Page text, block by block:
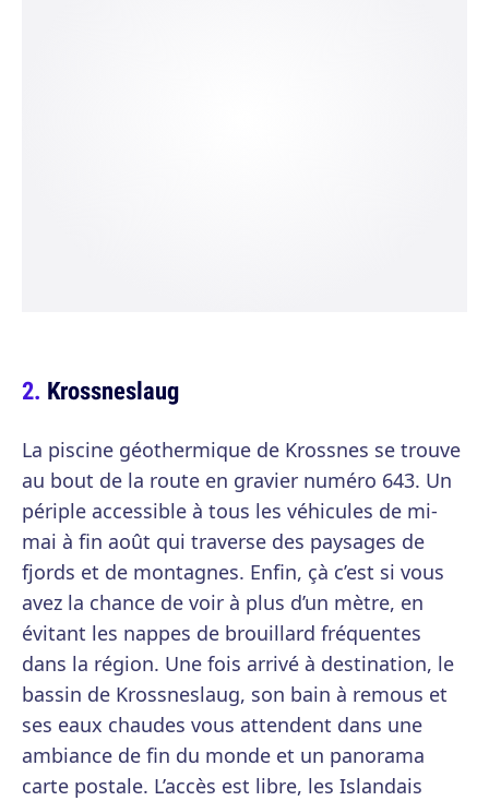
Krossneslaug
La piscine géothermique de Krossnes se trouve
au bout de la route en gravier numéro 643. Un
périple accessible à tous les véhicules de mi-
mai à fin août qui traverse des paysages de
fjords et de montagnes. Enfin, çà c’est si vous
avez la chance de voir à plus d’un mètre, en
évitant les nappes de brouillard fréquentes
dans la région. Une fois arrivé à destination, le
bassin de Krossneslaug, son bain à remous et
ses eaux chaudes vous attendent dans une
ambiance de fin du monde et un panorama
carte postale. L’accès est libre, les Islandais